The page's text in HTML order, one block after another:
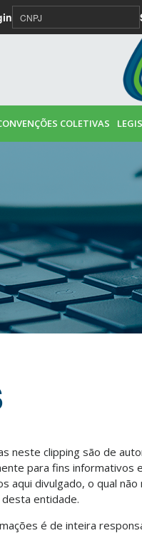
COLETIVAS
neste clipping são de
para fins informativos
aqui divulgado, o qual
entidade.
é de inteira